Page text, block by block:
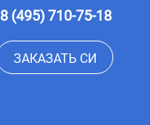
8 (495) 710-75-18
ЗАКАЗАТЬ СИ